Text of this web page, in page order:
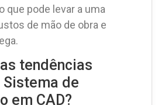
que pode levar a uma
de mão de obra e
tendências
de
em CAD?